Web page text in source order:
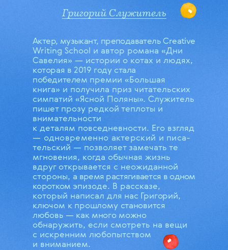
Григорий Служитель
Актер, музыкант, преподаватель Creative
Writing School и автор романа «Дни
Савелия» — истории о котах и людях,
которая в 2019 году стала
победителем премии «Большая
книга» и получила приз читательских
симпатий «Ясной Поляны». Служитель
пишет прозу редкой теплоты и
внимательности
к деталям повседневности. Его взгляд
— одновременно актерский и писа-
тельский — позволяет замечать те
мгновения, когда обычная жизнь
вдруг открывается с неожиданной
стороны, а время растягивается в одном
коротком эпизоде. В рассказе,
который написал для нас Григорий,
ключом к прошлому становится
любовь — как много можно
обнаружить, если смотреть на вещи
с искренним любопытством
и вниманием.